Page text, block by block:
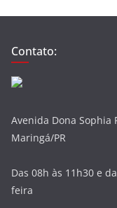
Contato:
Avenida Dona Sophia
Maringá/PR
Das 08h às 11h30 e
feira